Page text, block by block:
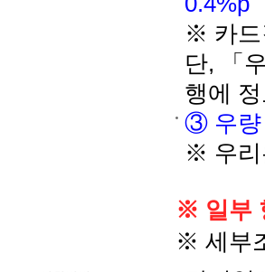
※ 카드
단, 「
행에
③ 우량
※ 우리
※ 일부
※ 세부